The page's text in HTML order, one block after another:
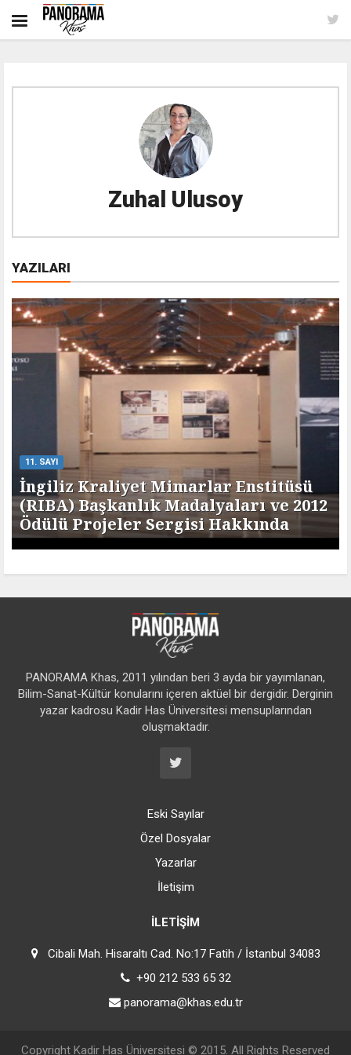
Zuhal Ulusoy
YAZILARI
11. SAYI
İngiliz Kraliyet Mimarlar Enstitüsü
(RIBA) Başkanlık Madalyaları ve 2012
Ödülü Projeler Sergisi Hakkında
PANORAMA Khas, 2011 yılından beri 3 ayda bir yayımlanan,
Bilim-Sanat-Kültür konularını içeren aktüel bir dergidir. Derginin
yazar kadrosu Kadir Has Üniversitesi mensuplarından
oluşmaktadır.
Eski Sayılar
Özel Dosyalar
Yazarlar
İletişim
İLETIŞIM
Cibali Mah. Hisaraltı Cad. No:17 Fatih / İstanbul 34083
+90 212 533 65 32
panorama@khas.edu.tr
Copyright Kadir Has Üniversitesi © 2015. All Rights Reserved